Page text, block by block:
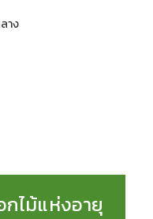
าง
ไม้แห่งอายุ